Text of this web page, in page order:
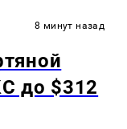
8 минут назад
до $312